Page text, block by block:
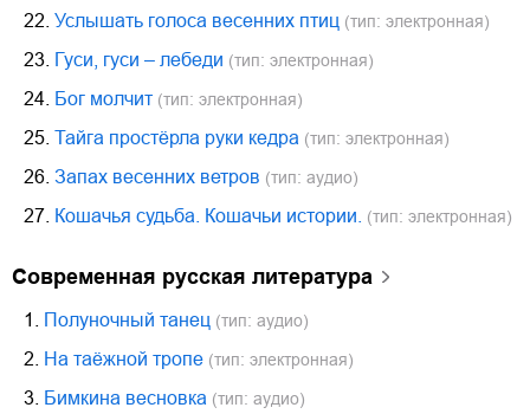
22. Услышать голоса весенних птиц (тип: электронная)
23. Гуси, гуси – лебеди (тип: электронная)
24. Бог молчит (тип: электронная)
25. Тайга простёрла руки кедра (тип: электронная)
26. Запах весенних ветров (тип: аудио)
27. Кошачья судьба. Кошачьи истории. (тип: электронная)
современная русская литература
1. Полуночный танец (тип: аудио)
2. На таёжной тропе (тип: электронная)
3. Бимкина весновка (тип: аудио)